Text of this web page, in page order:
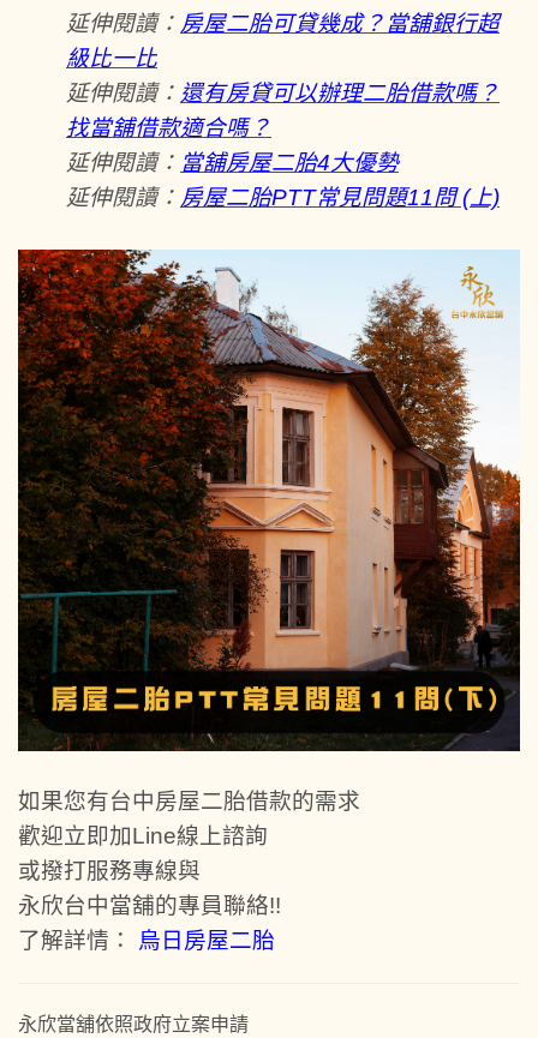
延伸閱讀： 房屋二胎可貸幾成？當舖銀行超
級比一比
延伸閱讀： 還有房貸可以辦理二胎借款嗎？
找當舖借款適合嗎？
延伸閱讀： 當舖房屋二胎4大優勢
延伸閱讀： 房屋二胎PTT常見問題11問 (上)
如果您有台中房屋二胎借款的需求
歡迎立即加Line線上諮詢
或撥打服務專線與
永欣台中當舖的專員聯絡!!
了解詳情： 烏日房屋二胎
永欣當舖依照政府立案申請